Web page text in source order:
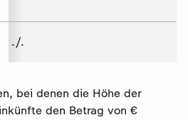
./.
bei denen die Höhe der
den Betrag von €